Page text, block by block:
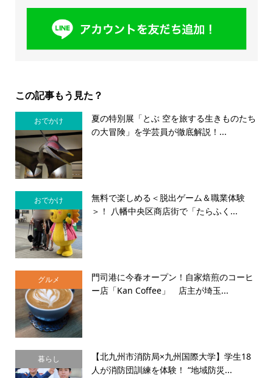
この記事もう見た？
おでかけ
夏の特別展「とぶ 空を旅する生きものたち
の大冒険」を学芸員が徹底解説！...
おでかけ
無料で楽しめる＜脱出ゲーム＆職業体験
＞！ 八幡中央区商店街で「たらふく...
グルメ
門司港に今春オープン！自家焙煎のコーヒ
ー店「Kan Coffee」 店主が埼玉...
暮らし
【北九州市消防局×九州国際大学】学生18
人が消防団訓練を体験！ “地域防災...